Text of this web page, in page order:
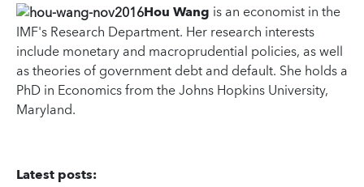
Hou Wang is an economist in the
IMF's Research Department. Her research interests
include monetary and macroprudential policies, as well
as theories of government debt and default. She holds a
PhD in Economics from the Johns Hopkins University,
Maryland.
Latest posts: